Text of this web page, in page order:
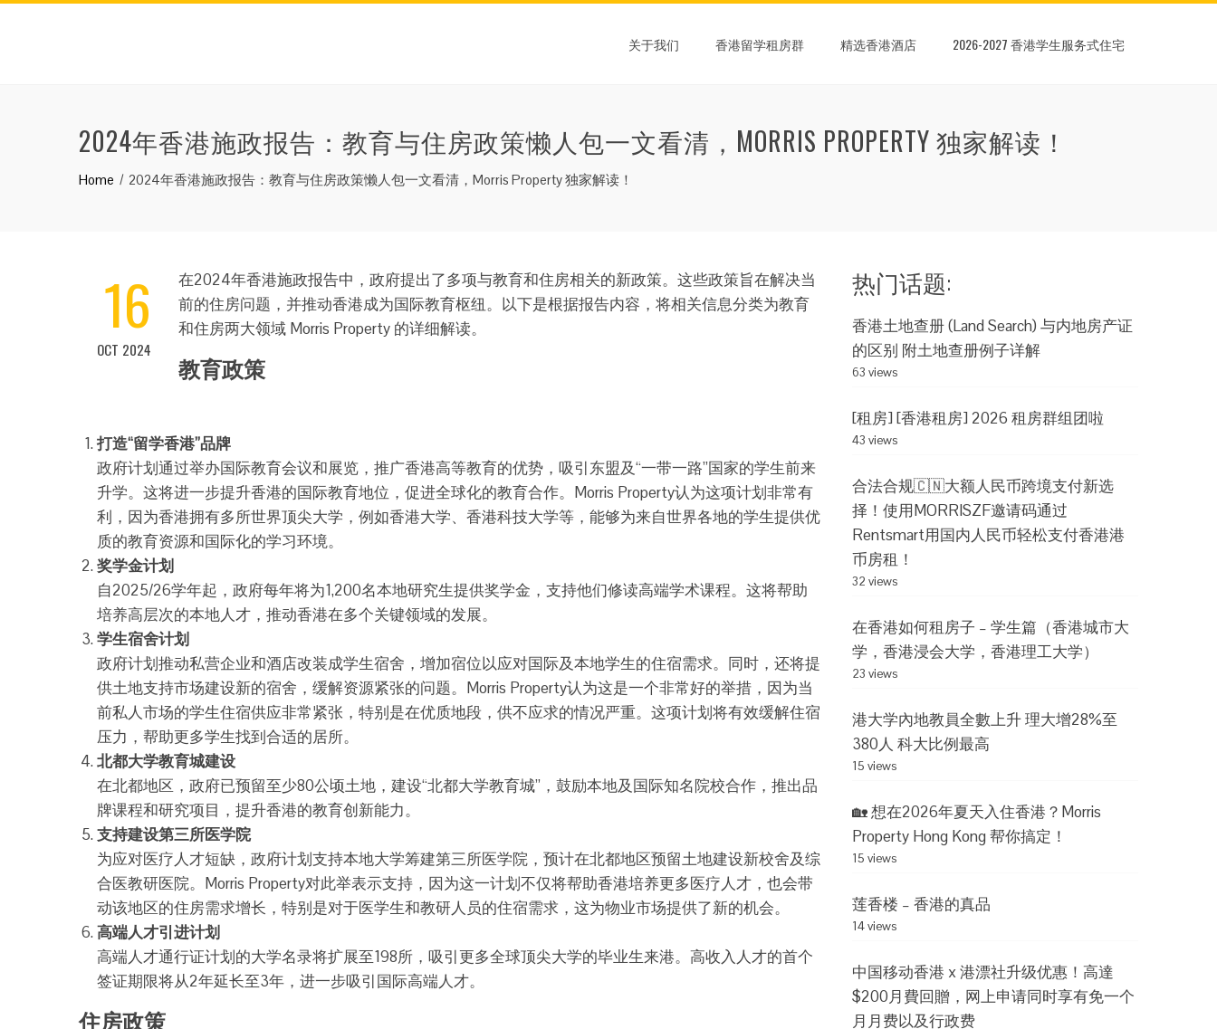
关于我们 香港留学租房群 精选香港酒店 2026-2027 香港学生服务式住宅
2024年香港施政报告：教育与住房政策懒人包一文看清，MORRIS PROPERTY 独家解读！
Home 2024年香港施政报告：教育与住房政策懒人包一文看清，Morris Property 独家解读！
16
OCT 2024
在2024年香港施政报告中，政府提出了多项与教育和住房相关的新政策。这些政策旨在解决当
前的住房问题，并推动香港成为国际教育枢纽。以下是根据报告内容，将相关信息分类为教育
和住房两大领域 Morris Property 的详细解读。
教育政策
打造“留学香港”品牌
政府计划通过举办国际教育会议和展览，推广香港高等教育的优势，吸引东盟及“一带一路”国家的学生前来
升学。这将进一步提升香港的国际教育地位，促进全球化的教育合作。Morris Property认为这项计划非常有
利，因为香港拥有多所世界顶尖大学，例如香港大学、香港科技大学等，能够为来自世界各地的学生提供优
质的教育资源和国际化的学习环境。
奖学金计划
自2025/26学年起，政府每年将为1,200名本地研究生提供奖学金，支持他们修读高端学术课程。这将帮助
培养高层次的本地人才，推动香港在多个关键领域的发展。
学生宿舍计划
政府计划推动私营企业和酒店改装成学生宿舍，增加宿位以应对国际及本地学生的住宿需求。同时，还将提
供土地支持市场建设新的宿舍，缓解资源紧张的问题。Morris Property认为这是一个非常好的举措，因为当
前私人市场的学生住宿供应非常紧张，特别是在优质地段，供不应求的情况严重。这项计划将有效缓解住宿
压力，帮助更多学生找到合适的居所。
北都大学教育城建设
在北都地区，政府已预留至少80公顷土地，建设“北都大学教育城”，鼓励本地及国际知名院校合作，推出品
牌课程和研究项目，提升香港的教育创新能力。
支持建设第三所医学院
为应对医疗人才短缺，政府计划支持本地大学筹建第三所医学院，预计在北都地区预留土地建设新校舍及综
合医教研医院。Morris Property对此举表示支持，因为这一计划不仅将帮助香港培养更多医疗人才，也会带
动该地区的住房需求增长，特别是对于医学生和教研人员的住宿需求，这为物业市场提供了新的机会。
高端人才引进计划
高端人才通行证计划的大学名录将扩展至198所，吸引更多全球顶尖大学的毕业生来港。高收入人才的首个
签证期限将从2年延长至3年，进一步吸引国际高端人才。
住房政策
热门话题:
香港土地查册 (Land Search) 与内地房产证
的区别 附土地查册例子详解
63 views
[租房] [香港租房] 2026 租房群组团啦
43 views
合法合规🇨🇳大额人民币跨境支付新选
择！使用MORRISZF邀请码通过
Rentsmart用国内人民币轻松支付香港港
币房租！
32 views
在香港如何租房子 – 学生篇（香港城市大
学，香港浸会大学，香港理工大学）
23 views
港大学內地教員全數上升 理大增28%至
380人 科大比例最高
15 views
🏡 想在2026年夏天入住香港？Morris
Property Hong Kong 帮你搞定！
15 views
莲香楼 – 香港的真品
14 views
中国移动香港 x 港漂社升级优惠！高達
$200月費回贈，网上申请同时享有免一个
月月费以及行政费